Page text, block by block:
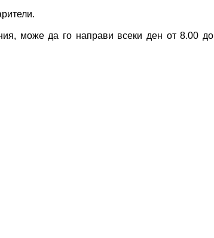
може да го направи всеки ден от 8.00 до